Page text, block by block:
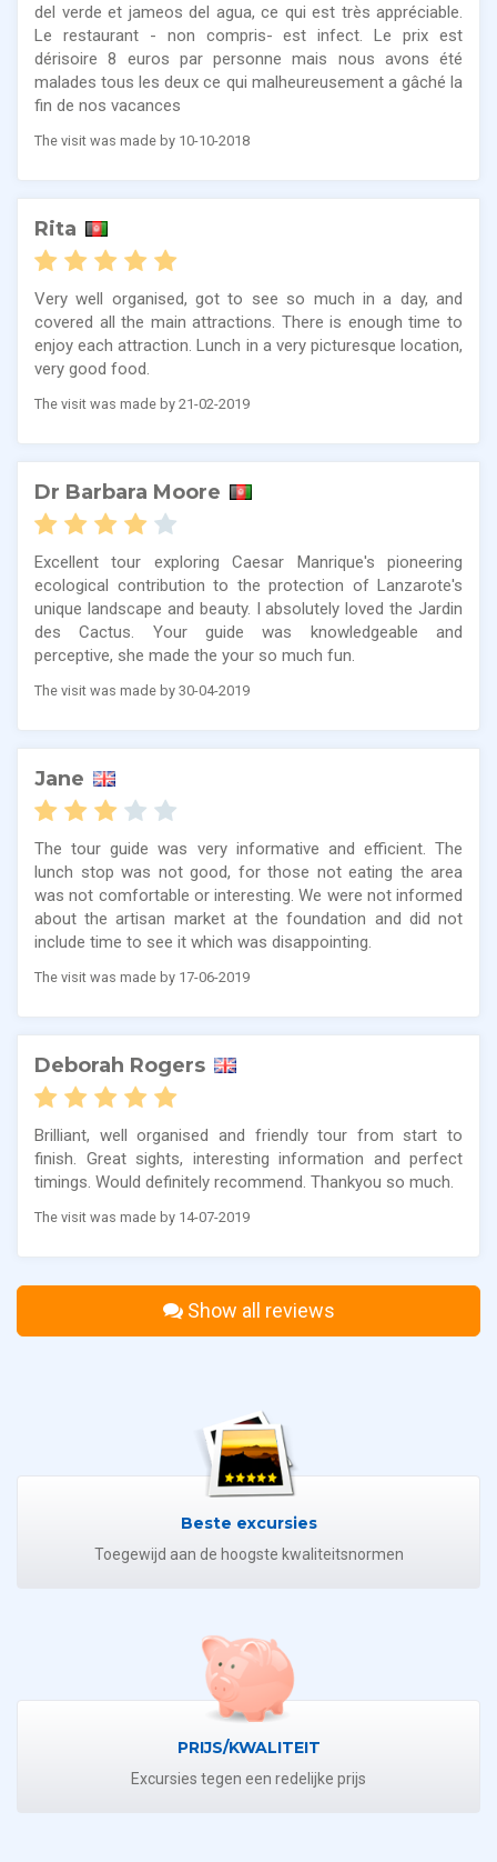
del verde et jameos del agua, ce qui est très appréciable.
Le restaurant - non compris- est infect. Le prix est
dérisoire 8 euros par personne mais nous avons été
malades tous les deux ce qui malheureusement a gâché la
fin de nos vacances
The visit was made by 10-10-2018
Rita
Very well organised, got to see so much in a day, and
covered all the main attractions. There is enough time to
enjoy each attraction. Lunch in a very picturesque location,
very good food.
The visit was made by 21-02-2019
Dr Barbara Moore
Excellent tour exploring Caesar Manrique's pioneering
ecological contribution to the protection of Lanzarote's
unique landscape and beauty. I absolutely loved the Jardin
des Cactus. Your guide was knowledgeable and
perceptive, she made the your so much fun.
The visit was made by 30-04-2019
Jane
The tour guide was very informative and efficient. The
lunch stop was not good, for those not eating the area
was not comfortable or interesting. We were not informed
about the artisan market at the foundation and did not
include time to see it which was disappointing.
The visit was made by 17-06-2019
Deborah Rogers
Brilliant, well organised and friendly tour from start to
finish. Great sights, interesting information and perfect
timings. Would definitely recommend. Thankyou so much.
The visit was made by 14-07-2019
Show all reviews
Beste excursies
Toegewijd aan de hoogste kwaliteitsnormen
PRIJS/KWALITEIT
Excursies tegen een redelijke prijs